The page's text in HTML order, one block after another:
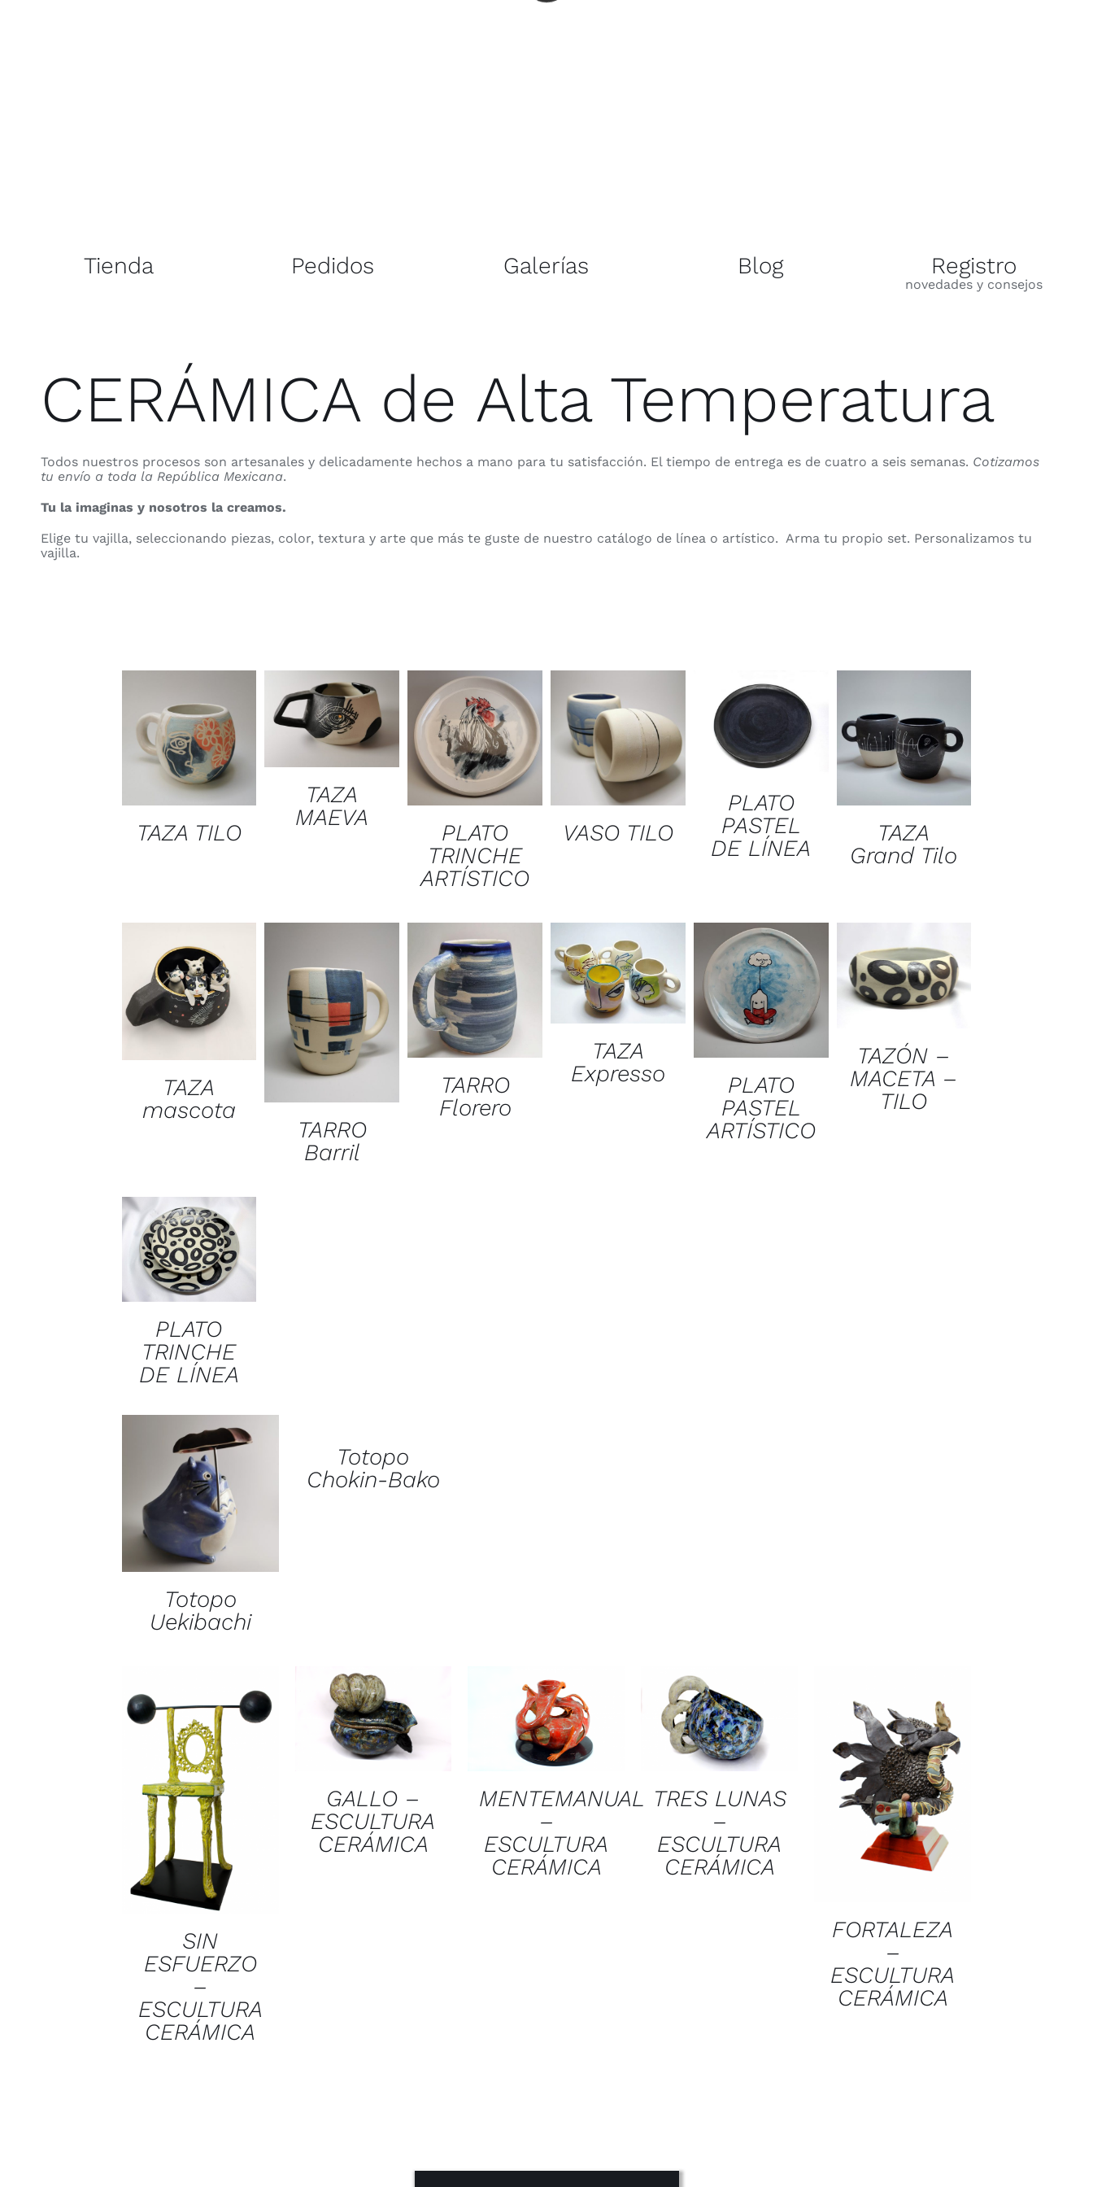
Tienda Pedidos Galerías Blog Registro
novedades y consejos
CERÁMICA de Alta Temperatura
Todos nuestros procesos son artesanales y delicadamente hechos a mano para tu satisfacción. El tiempo de entrega es de cuatro a seis semanas. Cotizamos
tu envío a toda la República Mexicana.
Tu la imaginas y nosotros la creamos.
Elige tu vajilla, seleccionando piezas, color, textura y arte que más te guste de nuestro catálogo de línea o artístico. Arma tu propio set. Personalizamos tu
vajilla.
TAZA TILO
TAZA
MAEVA
PLATO
TRINCHE
ARTÍSTICO
VASO TILO
PLATO
PASTEL
DE LÍNEA
TAZA
Grand Tilo
TAZA
mascota
TARRO
Barril
TARRO
Florero
TAZA
Expresso
PLATO
PASTEL
ARTÍSTICO
TAZÓN –
MACETA –
TILO
PLATO
TRINCHE
DE LÍNEA
Totopo
Uekibachi
Totopo
Chokin-Bako
SIN
ESFUERZO
–
ESCULTURA
CERÁMICA
GALLO –
ESCULTURA
CERÁMICA
MENTEMANUAL
–
ESCULTURA
CERÁMICA
TRES LUNAS
–
ESCULTURA
CERÁMICA
FORTALEZA
–
ESCULTURA
CERÁMICA